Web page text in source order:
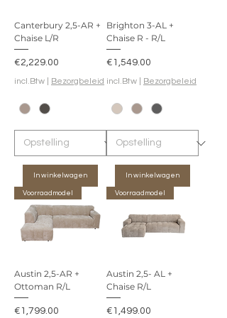
Canterbury 2,5-AR +
Chaise L/R
Prijs
€2,229.00
incl.Btw Bezorgbeleid
In winkelwagen
Brighton 3-AL +
Chaise R - R/L
Prijs
€1,549.00
incl.Btw Bezorgbeleid
In winkelwagen
Voorraadmodel
Austin 2,5-AR +
Ottoman R/L
Prijs
€1,799.00
Voorraadmodel
Austin 2,5- AL +
Chaise R/L
Prijs
€1,499.00